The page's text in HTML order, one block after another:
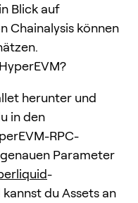
Blick auf
Chainalysis können
herunter und
in den
RPC-
Parameter
-
du Assets an